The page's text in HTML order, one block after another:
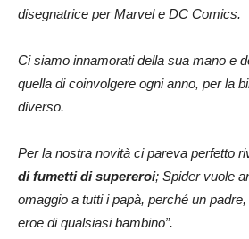
disegnatrice per Marvel e DC Comics.
Ci siamo innamorati della sua mano e
quella di coinvolgere ogni anno, per la
diverso.
Per la nostra novità ci pareva perfetto
di fumetti di supereroi; Spider vuole
omaggio a tutti i papà, perché un
eroe di qualsiasi bambino”.